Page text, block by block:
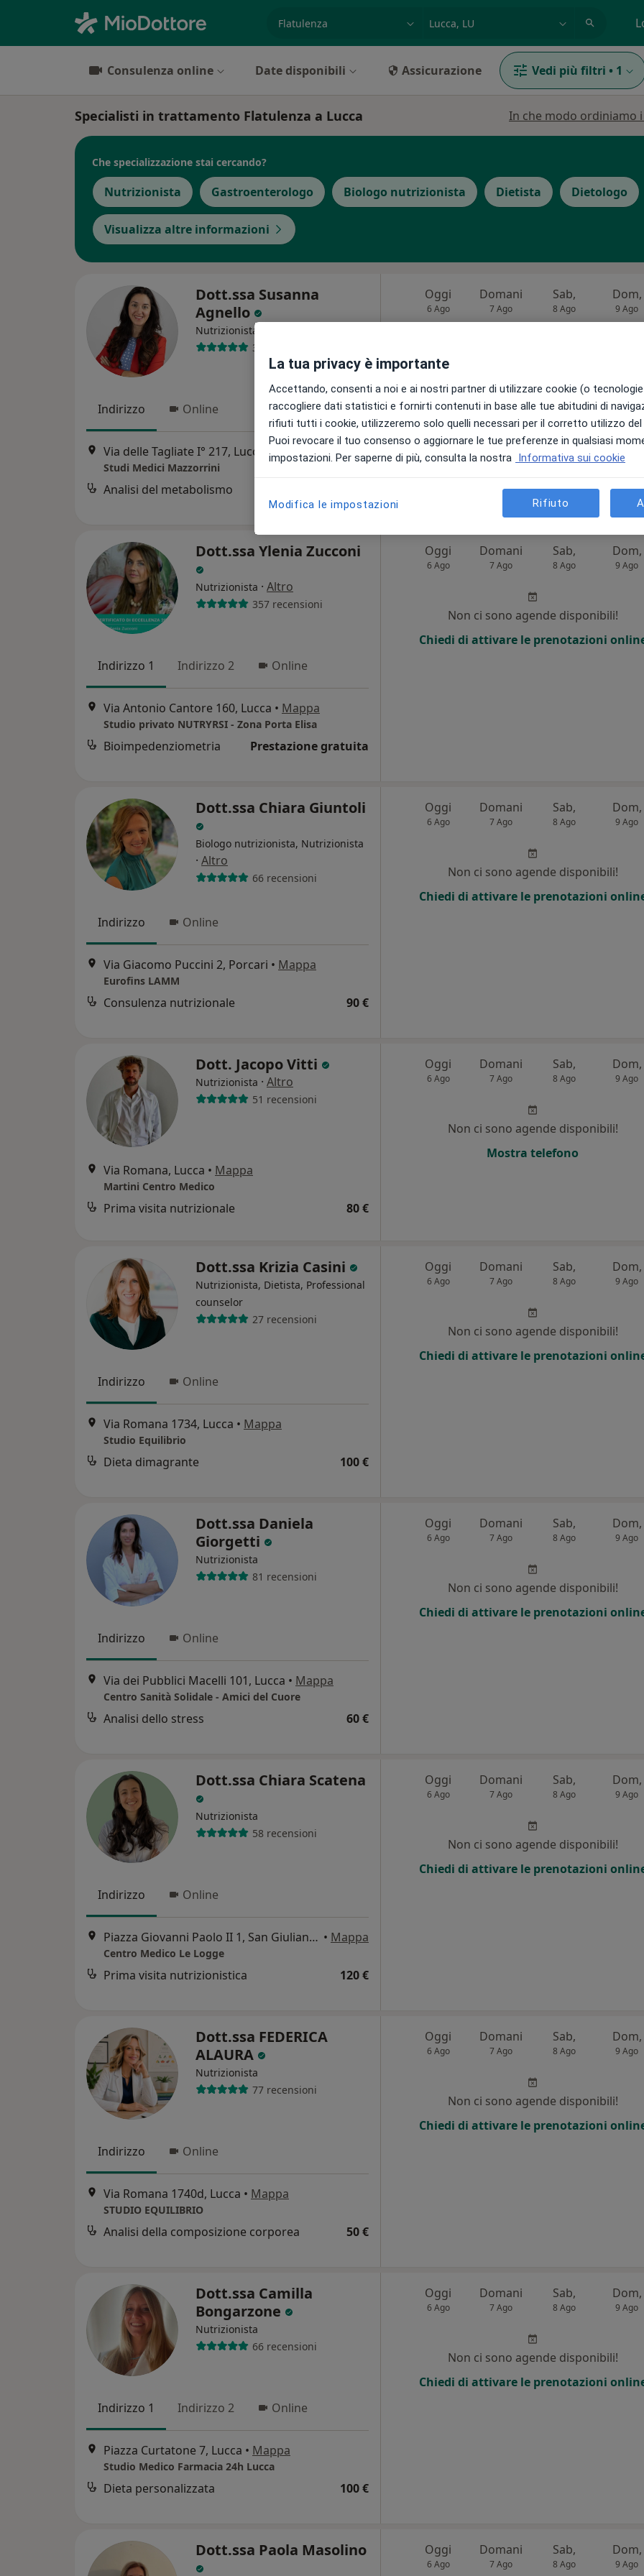
Consulenza online Date disponibili Assicurazione Vedi più filtri • 1
Specialisti in trattamento Flatulenza a Lucca In che modo ordiniamo
Che specializzazione stai cercando?
Nutrizionista Gastroenterologo Biologo nutrizionista Dietista Dietologo
Visualizza altre informazioni
Dott.ssa Susanna
Agnello
Nutrizionista, Dietista
366 recensioni
Indirizzo Online
Via delle Tagliate I° 217, Lucca • Mappa
Studi Medici Mazzorrini
Analisi del metabolismo
Oggi
6 Ago
Domani
7 Ago
Sab,
8 Ago
Dom,
9 Ago
Non ci sono agende disponibili!
Chiedi di attivare le prenotazioni online
Dott.ssa Ylenia Zucconi
Nutrizionista · Altro
357 recensioni
Indirizzo 1 Indirizzo 2 Online
Via Antonio Cantore 160, Lucca • Mappa
Studio privato NUTRYRSI - Zona Porta Elisa
Bioimpedenziometria Prestazione gratuita
Oggi
6 Ago
Domani
7 Ago
Sab,
8 Ago
Dom,
9 Ago
Non ci sono agende disponibili!
Chiedi di attivare le prenotazioni
Dott.ssa Chiara Giuntoli
Biologo nutrizionista, Nutrizionista
· Altro
66 recensioni
Indirizzo Online
Via Giacomo Puccini 2, Porcari • Mappa
Eurofins LAMM
Consulenza nutrizionale 90 €
Oggi
6 Ago
Domani
7 Ago
Sab,
8 Ago
Dom,
9 Ago
Non ci sono agende disponibili!
Chiedi di attivare le prenotazioni
Dott. Jacopo Vitti
Nutrizionista · Altro
51 recensioni
Via Romana, Lucca • Mappa
Martini Centro Medico
Prima visita nutrizionale 80 €
Oggi
6 Ago
Domani
7 Ago
Sab,
8 Ago
Dom,
9 Ago
Non ci sono agende disponibili!
Mostra telefono
Dott.ssa Krizia Casini
Nutrizionista, Dietista, Professional
counselor
27 recensioni
Indirizzo Online
Via Romana 1734, Lucca • Mappa
Studio Equilibrio
Dieta dimagrante 100 €
Oggi
6 Ago
Domani
7 Ago
Sab,
8 Ago
Dom,
9 Ago
Non ci sono agende disponibili!
Chiedi di attivare le prenotazioni
Dott.ssa Daniela
Giorgetti
Nutrizionista
81 recensioni
Indirizzo Online
Via dei Pubblici Macelli 101, Lucca • Mappa
Centro Sanità Solidale - Amici del Cuore
Analisi dello stress 60 €
Oggi
6 Ago
Domani
7 Ago
Sab,
8 Ago
Dom,
9 Ago
Non ci sono agende disponibili!
Chiedi di attivare le prenotazioni
Dott.ssa Chiara Scatena
Nutrizionista
58 recensioni
Indirizzo Online
Piazza Giovanni Paolo II 1, San Giuliano Terme • Mappa
Centro Medico Le Logge
Prima visita nutrizionistica 120 €
Oggi
6 Ago
Domani
7 Ago
Sab,
8 Ago
Dom,
9 Ago
Non ci sono agende disponibili!
Chiedi di attivare le prenotazioni
Dott.ssa FEDERICA
ALAURA
Nutrizionista
77 recensioni
Indirizzo Online
Via Romana 1740d, Lucca • Mappa
STUDIO EQUILIBRIO
Analisi della composizione corporea 50 €
Oggi
6 Ago
Domani
7 Ago
Sab,
8 Ago
Dom,
9 Ago
Non ci sono agende disponibili!
Chiedi di attivare le prenotazioni
Dott.ssa Camilla
Bongarzone
Nutrizionista
66 recensioni
Indirizzo 1 Indirizzo 2 Online
Piazza Curtatone 7, Lucca • Mappa
Studio Medico Farmacia 24h Lucca
Dieta personalizzata 100 €
Oggi
6 Ago
Domani
7 Ago
Sab,
8 Ago
Dom,
9 Ago
Non ci sono agende disponibili!
Chiedi di attivare le prenotazioni
Dott.ssa Paola Masolino Oggi
6 Ago
Domani
7 Ago
Sab,
8 Ago
Dom,
9 Ago
La tua privacy è importante
Accettando, consenti a noi e ai nostri partner di utilizzare cookie (o
raccogliere dati statistici e fornirti contenuti in base alle tue abitudini di
rifiuti tutti i cookie, utilizzeremo solo quelli necessari per il corretto utilizzo
Puoi revocare il tuo consenso o aggiornare le tue preferenze in qualsiasi
impostazioni. Per saperne di più, consulta la nostra Informativa sui cookie
Modifica le impostazioni Rifiuto